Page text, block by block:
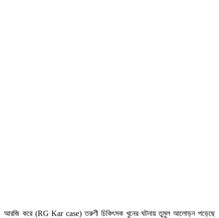
আরজি করে (RG Kar case) তরুণী চিকিৎসক খুনের ঘটনায় তুমুল আলোড়ন পড়েছে